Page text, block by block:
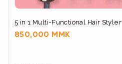
5 in 1 Multi-Functional Hair Styler
850,000 MMK